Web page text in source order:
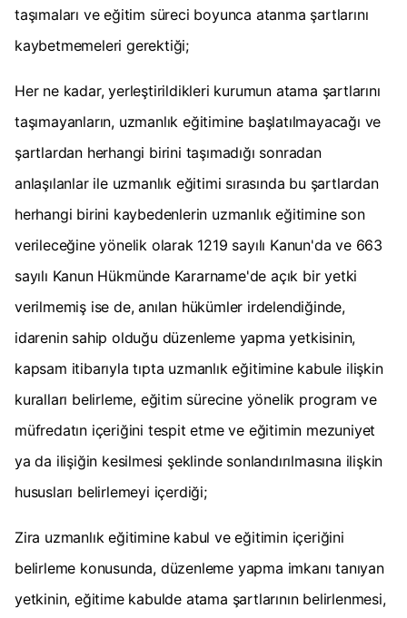
taşımaları ve eğitim süreci boyunca atanma şartlarını
kaybetmemeleri gerektiği;
Her ne kadar, yerleştirildikleri kurumun atama şartlarını
taşımayanların, uzmanlık eğitimine başlatılmayacağı ve
şartlardan herhangi birini taşımadığı sonradan
anlaşılanlar ile uzmanlık eğitimi sırasında bu şartlardan
herhangi birini kaybedenlerin uzmanlık eğitimine son
verileceğine yönelik olarak 1219 sayılı Kanun'da ve 663
sayılı Kanun Hükmünde Kararname'de açık bir yetki
verilmemiş ise de, anılan hükümler irdelendiğinde,
idarenin sahip olduğu düzenleme yapma yetkisinin,
kapsam itibarıyla tıpta uzmanlık eğitimine kabule ilişkin
kuralları belirleme, eğitim sürecine yönelik program ve
müfredatın içeriğini tespit etme ve eğitimin mezuniyet
ya da ilişiğin kesilmesi şeklinde sonlandırılmasına ilişkin
hususları belirlemeyi içerdiği;
Zira uzmanlık eğitimine kabul ve eğitimin içeriğini
belirleme konusunda, düzenleme yapma imkanı tanıyan
yetkinin, eğitime kabulde atama şartlarının belirlenmesi,